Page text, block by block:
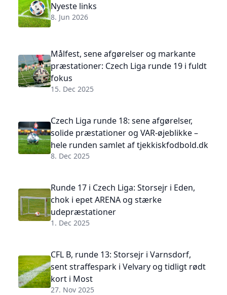
Nyeste links
8. Jun 2026
Målfest, sene afgørelser og markante
præstationer: Czech Liga runde 19 i fuldt
fokus
15. Dec 2025
Czech Liga runde 18: sene afgørelser,
solide præstationer og VAR-øjeblikke –
hele runden samlet af tjekkiskfodbold.dk
8. Dec 2025
Runde 17 i Czech Liga: Storsejr i Eden,
chok i epet ARENA og stærke
udepræstationer
1. Dec 2025
CFL B, runde 13: Storsejr i Varnsdorf,
sent straffespark i Velvary og tidligt rødt
kort i Most
27. Nov 2025